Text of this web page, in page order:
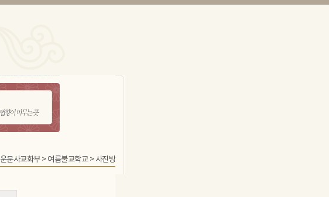
운문사교화부>여름불교학교>사진방